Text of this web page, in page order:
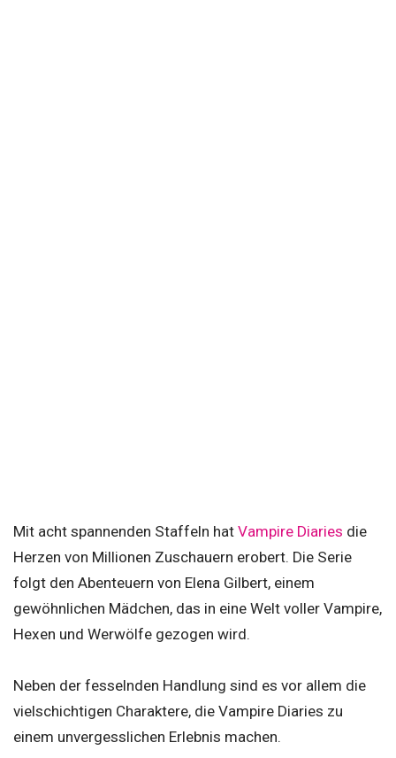
Mit acht spannenden Staffeln hat Vampire Diaries die
Herzen von Millionen Zuschauern erobert. Die Serie
folgt den Abenteuern von Elena Gilbert, einem
gewöhnlichen Mädchen, das in eine Welt voller Vampire,
Hexen und Werwölfe gezogen wird.
Neben der fesselnden Handlung sind es vor allem die
vielschichtigen Charaktere, die Vampire Diaries zu
einem unvergesslichen Erlebnis machen.